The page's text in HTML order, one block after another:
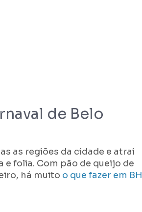
de Belo
as regiões da cidade e atrai
folia. Com pão de queijo de
há muito o que fazer em BH